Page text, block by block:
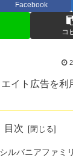
Facebook
コ
イト広告を利
目次
ルバニアファミ